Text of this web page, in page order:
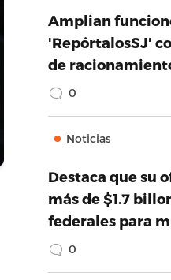
Amplian
'RepórtalosSJ'
de
0
Noticias
Destaca que su
más de $1.7
federales para
0